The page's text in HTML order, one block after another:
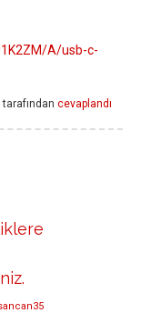
A/usb-c-
tarafından cevaplandı